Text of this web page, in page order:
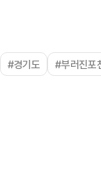
#경기도 #부러진포